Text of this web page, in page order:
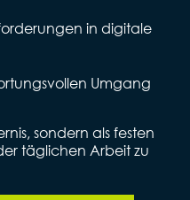
in digitale
Umgang
sondern als festen
täglichen Arbeit zu